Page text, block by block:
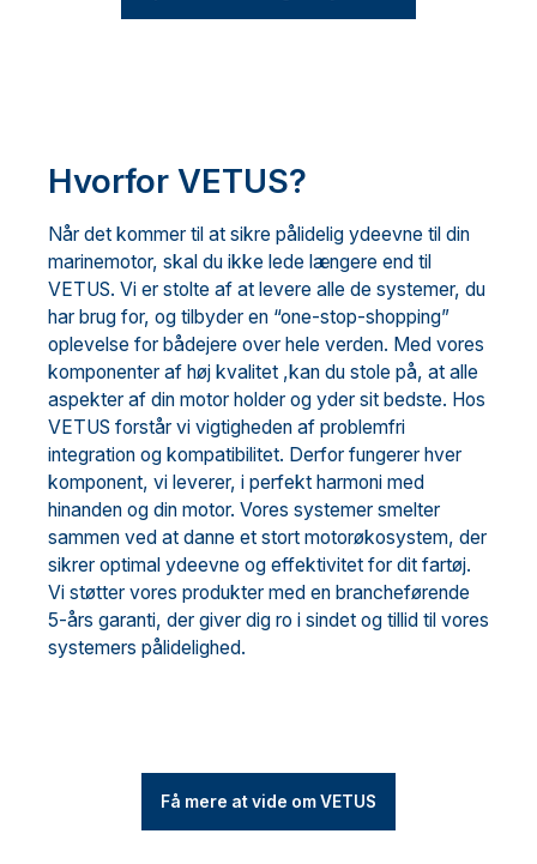
Hvorfor VETUS?
Når det kommer til at sikre pålidelig ydeevne til din
marinemotor, skal du ikke lede længere end til
VETUS. Vi er stolte af at levere alle de systemer, du
har brug for, og tilbyder en “one-stop-shopping”
oplevelse for bådejere over hele verden. Med vores
komponenter af høj kvalitet ,kan du stole på, at alle
aspekter af din motor holder og yder sit bedste. Hos
VETUS forstår vi vigtigheden af ​​problemfri
integration og kompatibilitet. Derfor fungerer hver
komponent, vi leverer, i perfekt harmoni med
hinanden og din motor. Vores systemer smelter
sammen ved at danne et stort motorøkosystem, der
sikrer optimal ydeevne og effektivitet for dit fartøj.
Vi støtter vores produkter med en brancheførende
5-års garanti, der giver dig ro i sindet og tillid til vores
systemers pålidelighed.
Få mere at vide om VETUS